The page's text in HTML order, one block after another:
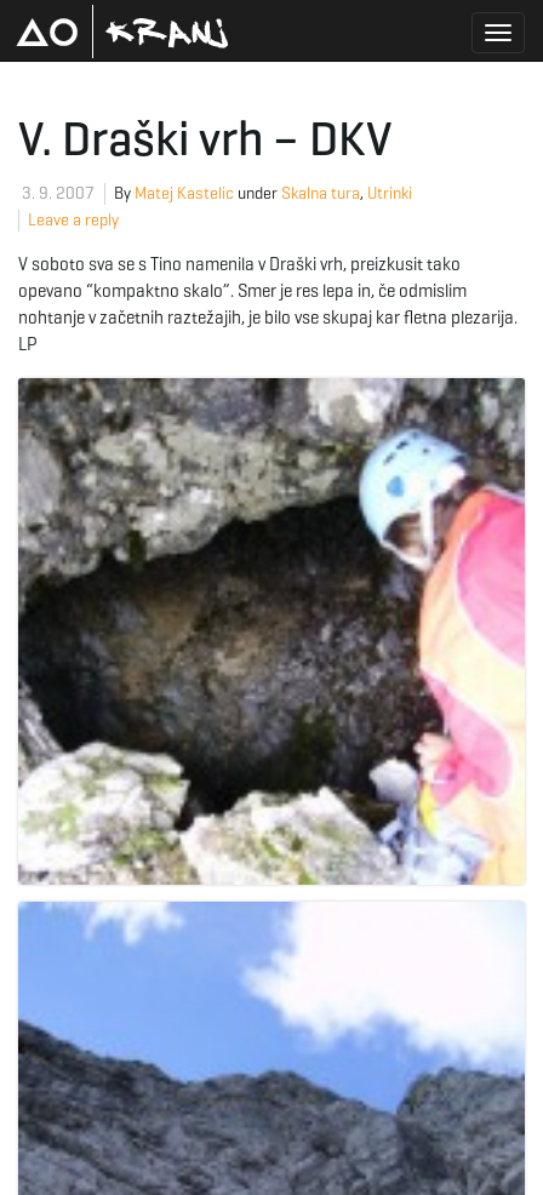
g
l
a
g
V. Draški vrh – DKV
3. 9. 2007 By Matej Kastelic under Skalna tura, Utrinki
Leave a reply
V soboto sva se s Tino namenila v Draški vrh, preizkusit tako
opevano “kompaktno skalo”. Smer je res lepa in, če odmislim
nohtanje v začetnih raztežajih, je bilo vse skupaj kar fletna plezarija.
LP